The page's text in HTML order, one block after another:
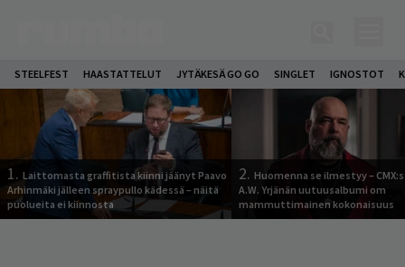
STEELFEST HAASTATTELUT JYTÄKESÄ GO GO SINGLET IGNOSTOT
1. Laittomasta graffitista kiinni jäänyt Paavo
Arhinmäki jälleen spraypullo kädessä – näitä
puolueita ei kiinnosta
2. Huomenna se ilmestyy –
A.W. Yrjänän uutuusalbumi om
mammuttimainen kokonaisuus